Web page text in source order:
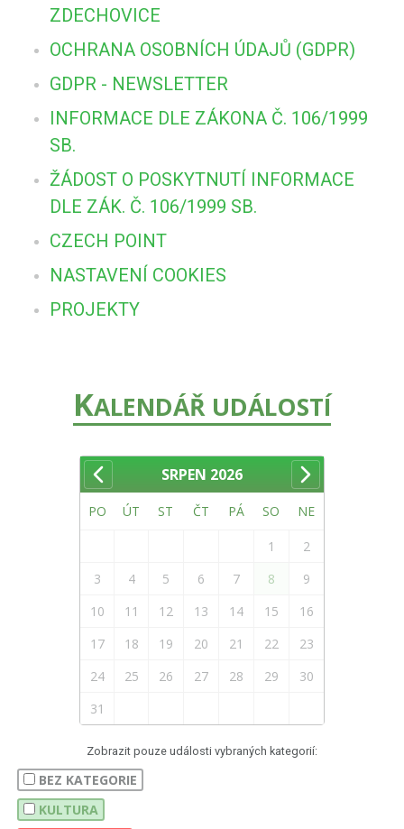
ZDECHOVICE
OCHRANA OSOBNÍCH ÚDAJŮ (GDPR)
GDPR - NEWSLETTER
INFORMACE DLE ZÁKONA Č. 106/1999
SB.
ŽÁDOST O POSKYTNUTÍ INFORMACE
DLE ZÁK. Č. 106/1999 SB.
CZECH POINT
NASTAVENÍ COOKIES
PROJEKTY
KALENDÁŘ UDÁLOSTÍ
SRPEN 2026
PO ÚT ST ČT PÁ SO NE
1
2
3
4 5 6 7 8
9
10
11 12 13 14 15
16
17
18 19 20 21 22
23
24
25 26 27 28 29
30
31
Zobrazit pouze události vybraných kategorií:
BEZ KATEGORIE
KULTURA